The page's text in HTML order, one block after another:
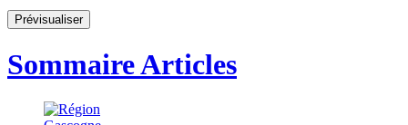
Sommaire Articles